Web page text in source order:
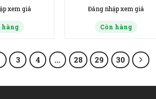
xem giá
hàng
Đăng nhập xem giá
Còn hàng
3 4 … 28 29 30